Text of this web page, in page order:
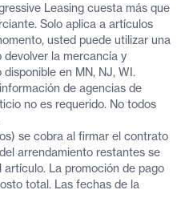
Leasing cuesta más que
Solo aplica a artículos
usted puede utilizar una
la mercancía y
en MN, NJ, WI.
de agencias de
no es requerido. No todos
se cobra al firmar el contrato
arrendamiento restantes se
La promoción de pago
total. Las fechas de la